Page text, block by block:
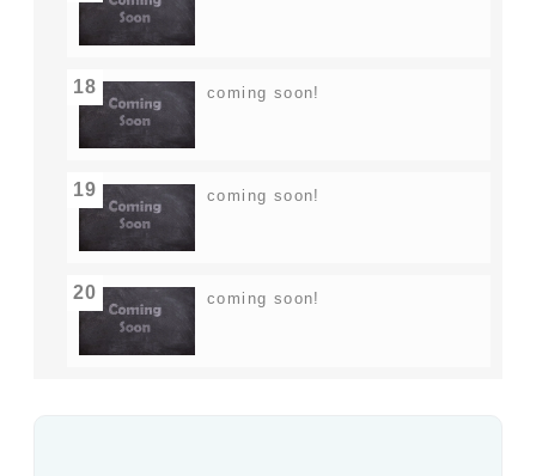
18 coming soon!
19 coming soon!
20 coming soon!